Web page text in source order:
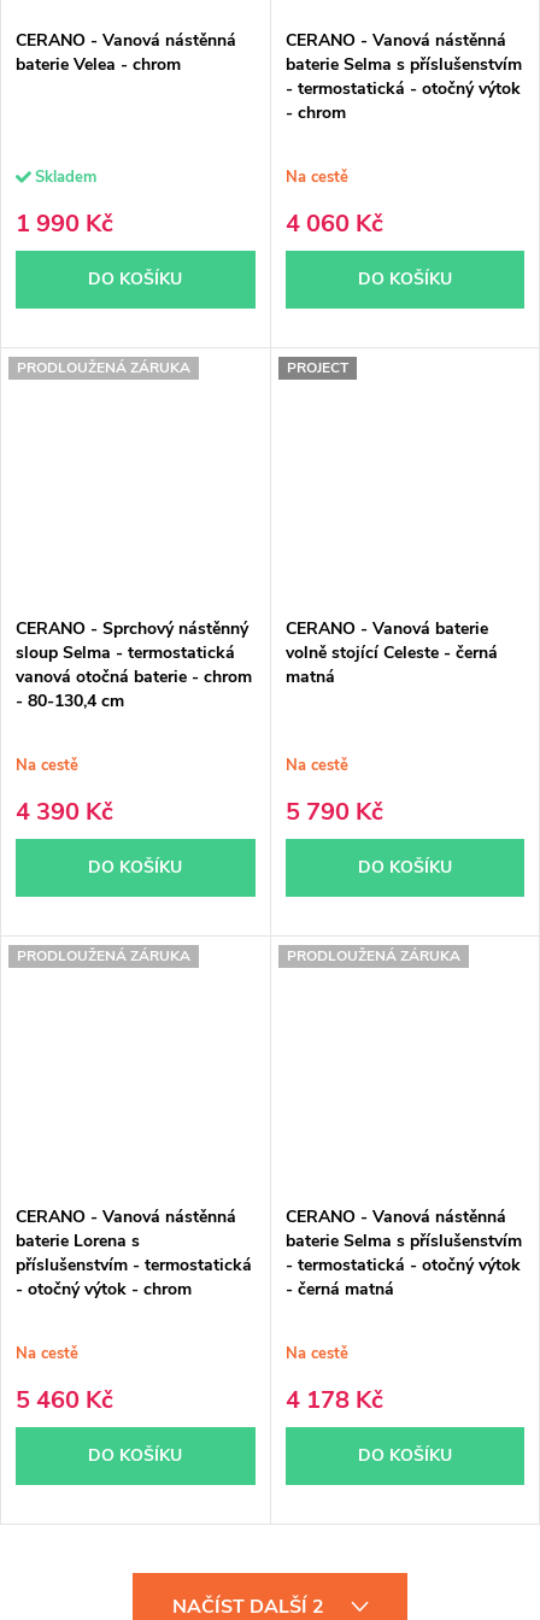
CERANO - Vanová nástěnná
baterie Velea - chrom
Skladem
1 990 Kč
DO KOŠÍKU
CERANO - Vanová nástěnná
baterie Selma s příslušenstvím
- termostatická - otočný výtok
- chrom
Na cestě
4 060 Kč
DO KOŠÍKU
PRODLOUŽENÁ ZÁRUKA
CERANO - Sprchový nástěnný
sloup Selma - termostatická
vanová otočná baterie - chrom
- 80-130,4 cm
Na cestě
4 390 Kč
DO KOŠÍKU
PROJECT
CERANO - Vanová baterie
volně stojící Celeste - černá
matná
Na cestě
5 790 Kč
DO KOŠÍKU
PRODLOUŽENÁ ZÁRUKA
CERANO - Vanová nástěnná
baterie Lorena s
příslušenstvím - termostatická
- otočný výtok - chrom
Na cestě
5 460 Kč
DO KOŠÍKU
PRODLOUŽENÁ ZÁRUKA
CERANO - Vanová nástěnná
baterie Selma s příslušenstvím
- termostatická - otočný výtok
- černá matná
Na cestě
4 178 Kč
DO KOŠÍKU
NAČÍST DALŠÍ 2